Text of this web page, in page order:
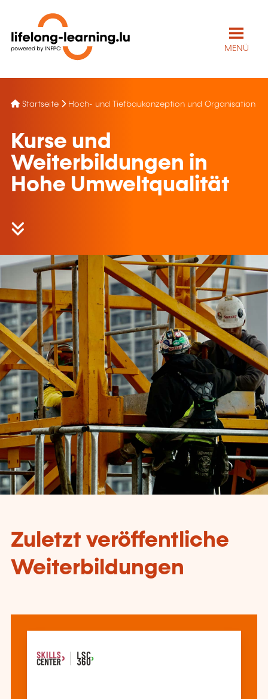
MENÜ
Startseite Hoch- und Tiefbaukonzeption und Organisation
Kurse und
Weiterbildungen in
Hohe Umweltqualität
Zuletzt veröffentliche
Weiterbildungen